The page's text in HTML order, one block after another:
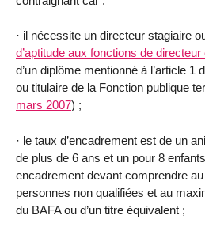
· il nécessite un directeur stagiaire
d’aptitude aux fonctions de directeur
d’un diplôme mentionné à l’article 1
ou titulaire de la Fonction publique
mars 2007) ;
· le taux d’encadrement est de un
de plus de 6 ans et un pour 8
encadrement devant comprendre
personnes non qualifiées et au
du BAFA ou d’un titre équivalent ;